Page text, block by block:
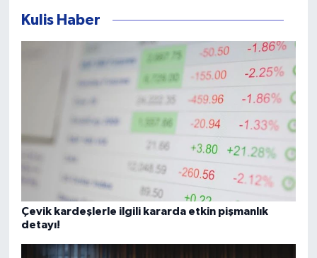
Kulis Haber
Çevik kardeşlerle ilgili kararda etkin pişmanlık
detayı!